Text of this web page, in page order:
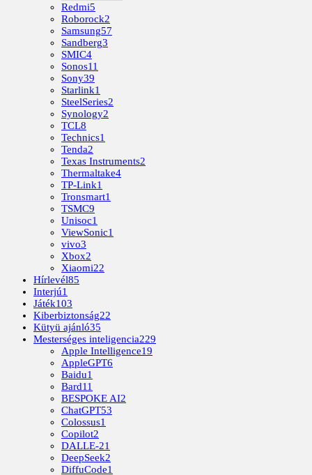
Redmi5
Roborock2
Samsung57
Sandberg3
SMIC4
Sonos11
Sony39
Starlink1
SteelSeries2
Synology2
TCL8
Technics1
Tenda2
Texas Instruments2
Thermaltake4
TP-Link1
Tronsmart1
TSMC9
Unisoc1
ViewSonic1
vivo3
Xbox2
Xiaomi22
Hírlevél85
Interjú1
Játék103
Kiberbiztonság22
Kütyü ajánló35
Mesterséges inteligencia229
Apple Intelligence19
AppleGPT6
Baidu1
Bard11
BESPOKE AI2
ChatGPT53
Colossus1
Copilot2
DALLE-21
DeepSeek2
DiffuCode1